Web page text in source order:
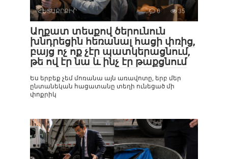
ՀԵՏԱՔՐՔԻՐ 0 35
Աղքատ տեսքով ծերունուն
խնդրեցին հեռանալ հացի փռից,
բայց ոչ ոք չէր պատկերացնում,
թե ով էր նա և ինչ էր թաքցնում
Ես երբեք չեմ մոռանա այն առավոտը, երբ մեր
ընտանեկան հացատանը տեղի ունեցած մի
փոքրիկ